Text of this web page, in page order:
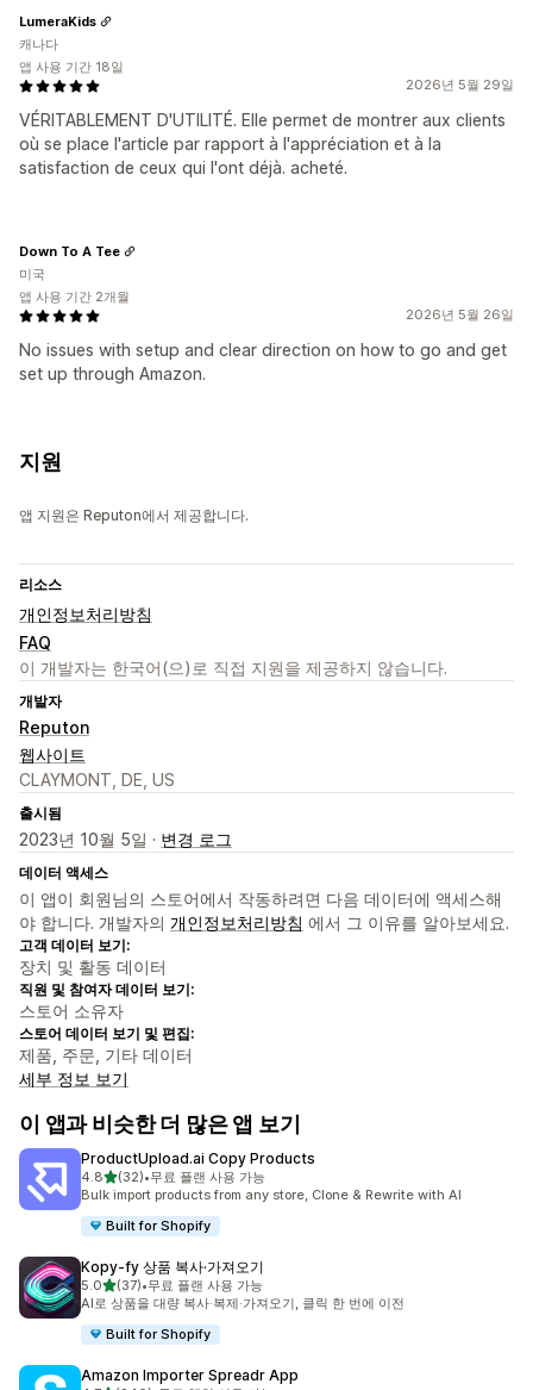
2026년 5월 29일
VÉRITABLEMENT D'UTILITÉ. Elle permet de montrer aux clients
où se place l'article par rapport à l'appréciation et à la
satisfaction de ceux qui l'ont déjà. acheté.
LumeraKids
캐나다
앱 사용 기간 18일
2026년 5월 26일
No issues with setup and clear direction on how to go and get
set up through Amazon.
Down To A Tee
미국
앱 사용 기간 2개월
지원
앱 지원은 Reputon에서 제공합니다.
리소스
개인정보처리방침
FAQ
이 개발자는 한국어(으)로 직접 지원을 제공하지 않습니다.
개발자
Reputon
웹사이트
CLAYMONT, DE, US
출시됨
2023년 10월 5일 · 변경 로그
데이터 액세스
이 앱이 회원님의 스토어에서 작동하려면 다음 데이터에 액세스해
야 합니다. 개발자의 개인정보처리방침 에서 그 이유를 알아보세요.
고객 데이터 보기:
장치 및 활동 데이터
직원 및 참여자 데이터 보기:
스토어 소유자
스토어 데이터 보기 및 편집:
제품, 주문, 기타 데이터
세부 정보 보기
이 앱과 비슷한 더 많은 앱 보기
ProductUpload.ai Copy Products
4.8별 5개 중
(32)
총 리뷰 32개
•무료 플랜 사용 가능
Bulk import products from any store, Clone & Rewrite with AI
Built for Shopify
Kopy‑fy 상품 복사·가져오기
5.0별 5개 중
(37)
총 리뷰 37개
•무료 플랜 사용 가능
AI로 상품을 대량 복사·복제·가져오기, 클릭 한 번에 이전
Built for Shopify
Amazon Importer Spreadr App